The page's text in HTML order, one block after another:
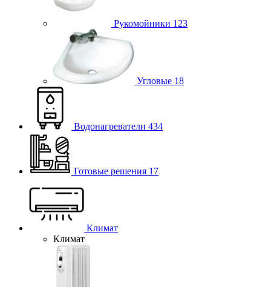
Рукомойники 123
Угловые 18
Водонагреватели 434
Готовые решения 17
Климат
Климат